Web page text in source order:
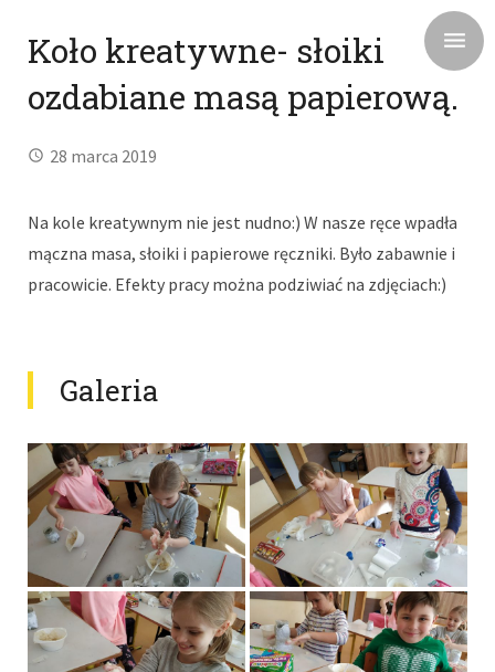
Koło kreatywne- słoiki
ozdabiane masą papierową.
28 marca 2019
Na kole kreatywnym nie jest nudno:) W nasze ręce wpadła
mączna masa, słoiki i papierowe ręczniki. Było zabawnie i
pracowicie. Efekty pracy można podziwiać na zdjęciach:)
Galeria